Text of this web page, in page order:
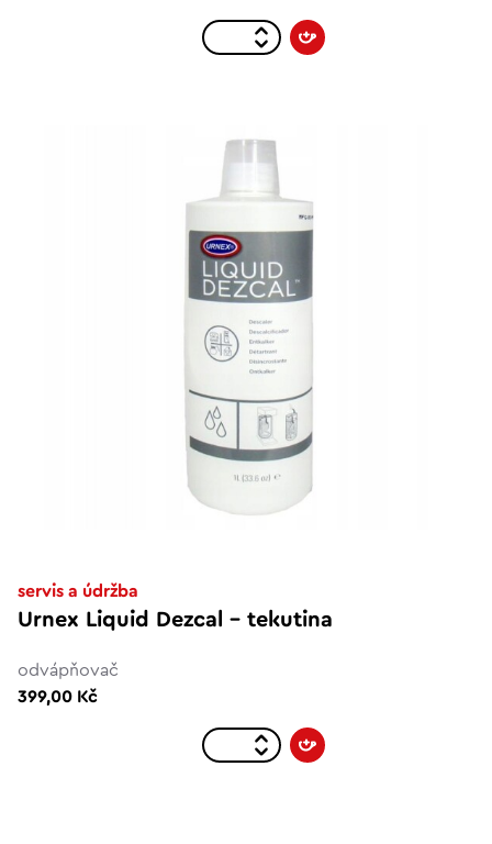
servis a údržba
Urnex Liquid Dezcal - tekutina
odvápňovač
399,00 Kč